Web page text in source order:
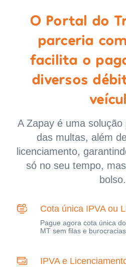
O Portal do
parceria
facilita o
diversos
A Zapay é uma
das multas, além
licenciamento,
só no seu tempo,
bolso.
Cota única IPVA ou
Pague agora cota única
MT sem filas e
IPVA e